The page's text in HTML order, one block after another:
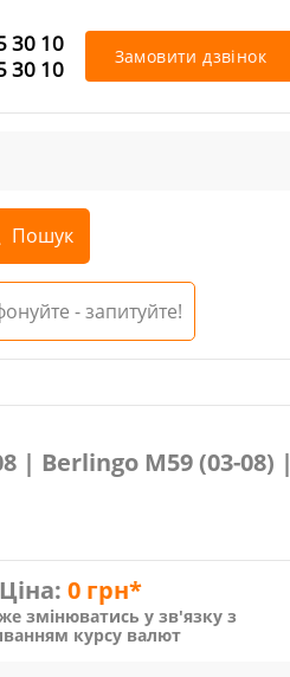
30 10
30 10
Замовити дзвінок
- запитуйте!
| Berlingo M59 (03-08) |
Ціна: 0 грн*
змінюватись у зв'язку з
курсу валют